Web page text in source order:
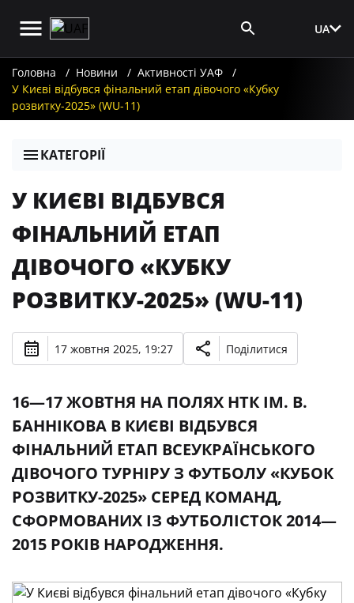
UA
Головна Новини
Активності УАФ
У Києві відбувся фінальний етап дівочого «Кубку
розвитку-2025» (WU-11)
КАТЕГОРІЇ
У КИЄВІ ВІДБУВСЯ
ФІНАЛЬНИЙ ЕТАП
ДІВОЧОГО «КУБКУ
РОЗВИТКУ-2025» (WU-11)
17 жовтня 2025, 19:27 Поділитися
16—17 ЖОВТНЯ НА ПОЛЯХ НТК ІМ. В.
БАННІКОВА В КИЄВІ ВІДБУВСЯ
ФІНАЛЬНИЙ ЕТАП ВСЕУКРАЇНСЬКОГО
ДІВОЧОГО ТУРНІРУ З ФУТБОЛУ «КУБОК
РОЗВИТКУ-2025» СЕРЕД КОМАНД,
СФОРМОВАНИХ ІЗ ФУТБОЛІСТОК 2014—
2015 РОКІВ НАРОДЖЕННЯ.